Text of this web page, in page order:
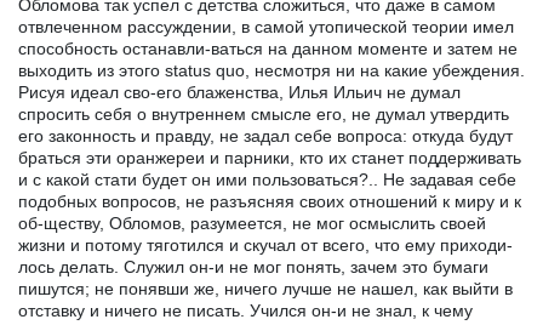
Обломова так успел с детства сложиться, что даже в самом
отвлеченном рассуждении, в самой утопической теории имел
способность останавли-ваться на данном моменте и затем не
выходить из этого status quo, несмотря ни на какие убеждения.
Рисуя идеал сво-его блаженства, Илья Ильич не думал
спросить себя о внутреннем смысле его, не думал утвердить
его законность и правду, не задал себе вопроса: откуда будут
браться эти оранжереи и парники, кто их станет поддерживать
и с какой стати будет он ими пользоваться?.. Не задавая себе
подобных вопросов, не разъясняя своих отношений к миру и к
об-ществу, Обломов, разумеется, не мог осмыслить своей
жизни и потому тяготился и скучал от всего, что ему приходи-
лось делать. Служил он-и не мог понять, зачем это бумаги
пишутся; не понявши же, ничего лучше не нашел, как выйти в
отставку и ничего не писать. Учился он-и не знал, к чему